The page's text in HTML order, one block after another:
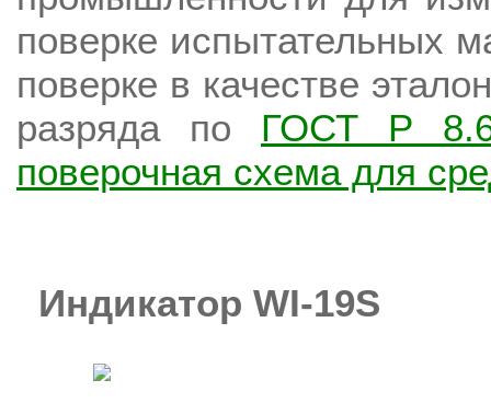
поверке испытательных
поверке в качестве
разряда по ГОСТ Р
поверочная схема для
Индикатор WI-19S